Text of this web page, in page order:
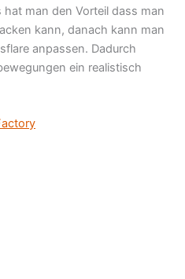
man den Vorteil dass man
kann, danach kann man
anpassen. Dadurch
ein realistisch